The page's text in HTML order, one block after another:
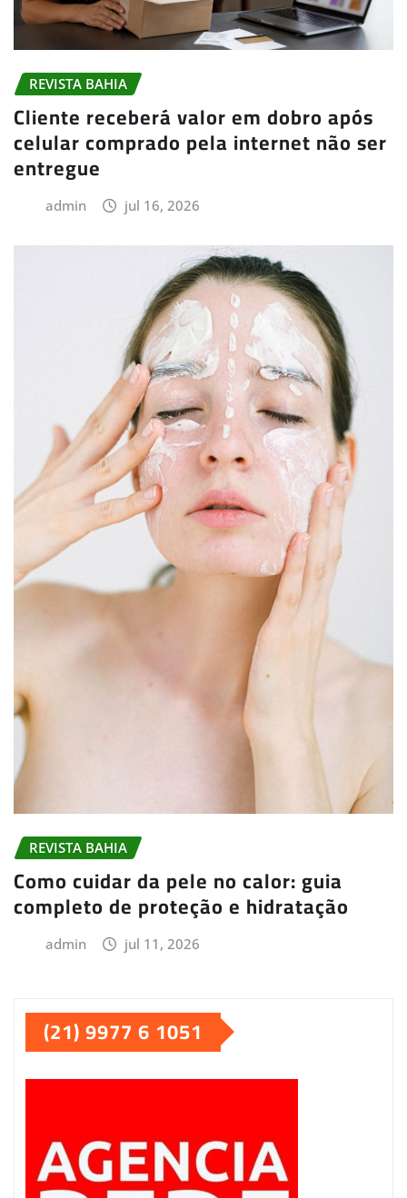
REVISTA BAHIA
Cliente receberá valor em dobro após
celular comprado pela internet não ser
entregue
admin jul 16, 2026
REVISTA BAHIA
Como cuidar da pele no calor: guia
completo de proteção e hidratação
admin jul 11, 2026
(21) 9977 6 1051